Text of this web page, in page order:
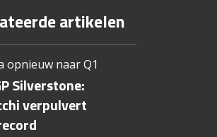
artikelen
opnieuw naar Q1
Silverstone:
verpulvert